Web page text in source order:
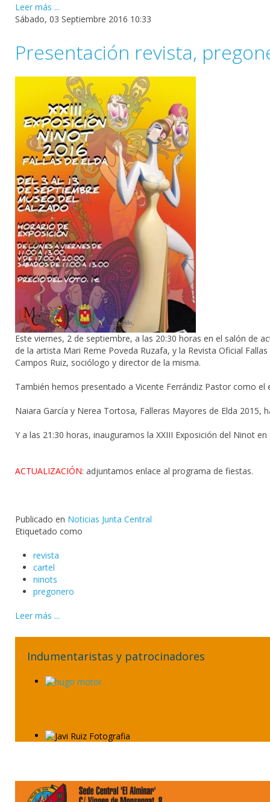
Leer más ...
Sábado, 03 Septiembre 2016 10:33
Presentación revista,
Este viernes, 2 de septiembre, a las 20:30 horas en el salón de
de la artista Mari Reme Poveda Ruzafa, y la Revista Oficial
Campos Ruiz, sociólogo y director de la misma.
También hemos presentado a Vicente Ferrándiz Pastor como
Naiara García y Nerea Tortosa, Falleras Mayores de Elda
Y a las 21:30 horas, inauguramos la XXIII Exposición del Ninot en
ACTUALIZACIÓN: adjuntamos enlace al programa de fiestas.
Publicado en Noticias Junta Central
Etiquetado como
revista
cartel
ninots
pregonero
Leer más ...
Indumentaristas y patrocinadores